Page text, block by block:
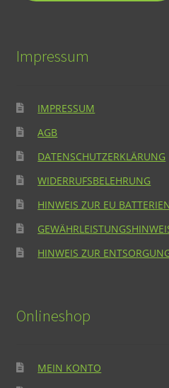
Impressum
IMPRESSUM
AGB
DATENSCHUTZERKLÄRUNG
WIDERRUFSBELEHRUNG
HINWEIS ZUR EU
HINWEIS ZUR
Onlineshop
MEIN KONTO